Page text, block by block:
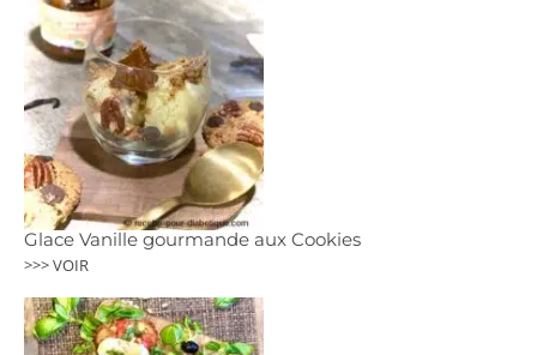
Glace Vanille gourmande aux Cookies
>>> VOIR